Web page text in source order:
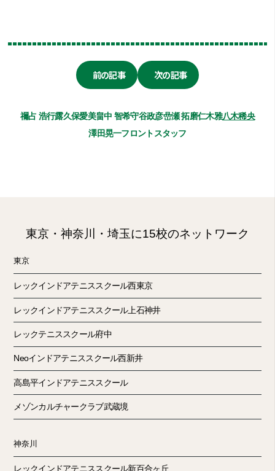
前の記事 次の記事
禰占 浩行露久保愛美畠中 智希守谷政彦嵒瀬 拓磨仁木雅八木稀央
澤田晃一フロントスタッフ
東京・神奈川・埼玉に15校のネットワーク
東京
レックインドアテニススクール西東京
レックインドアテニススクール上石神井
レックテニススクール府中
Neoインドアテニススクール西新井
高島平インドアテニススクール
メゾンカルチャークラブ武蔵境
神奈川
レックインドアテニススクール新百合ヶ丘